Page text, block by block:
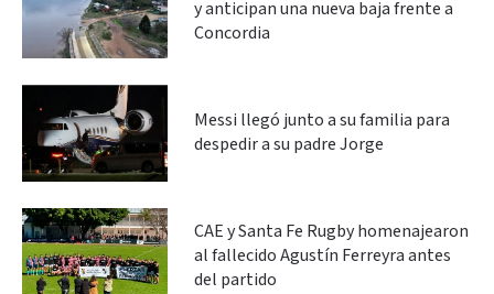
y anticipan una nueva baja frente a
Concordia
Messi llegó junto a su familia para
despedir a su padre Jorge
CAE y Santa Fe Rugby homenajearon
al fallecido Agustín Ferreyra antes
del partido